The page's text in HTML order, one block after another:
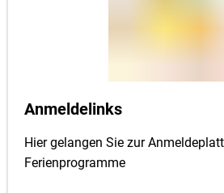
Anmeldelinks
Hier gelangen Sie zur
Ferienprogramme